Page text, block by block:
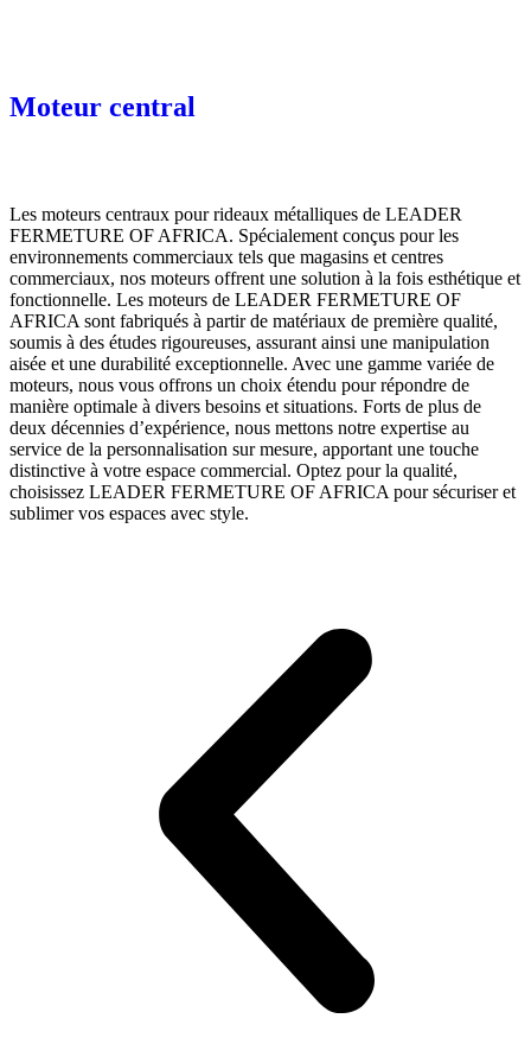
Moteur central
Les moteurs centraux pour rideaux métalliques de LEADER
FERMETURE OF AFRICA. Spécialement conçus pour les
environnements commerciaux tels que magasins et centres
commerciaux, nos moteurs offrent une solution à la fois esthétique et
fonctionnelle. Les moteurs de LEADER FERMETURE OF
AFRICA sont fabriqués à partir de matériaux de première qualité,
soumis à des études rigoureuses, assurant ainsi une manipulation
aisée et une durabilité exceptionnelle. Avec une gamme variée de
moteurs, nous vous offrons un choix étendu pour répondre de
manière optimale à divers besoins et situations. Forts de plus de
deux décennies d’expérience, nous mettons notre expertise au
service de la personnalisation sur mesure, apportant une touche
distinctive à votre espace commercial. Optez pour la qualité,
choisissez LEADER FERMETURE OF AFRICA pour sécuriser et
sublimer vos espaces avec style.